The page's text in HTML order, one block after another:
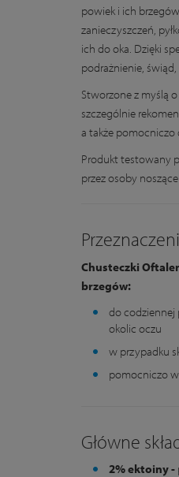
powiek i ich
zanieczyszczeń,
ich do oka. Dzięki
podrażnienie,
Stworzone z myślą
szczególnie
a także pomocniczo
Produkt testowany
przez osoby
Chusteczki
brzegów:
do codziennej
okolic oczu
w przypadku
pomocniczo
Główne
2% ektoiny -